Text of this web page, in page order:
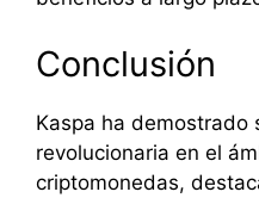
Conclusión
Kaspa ha demostrado
revolucionaria en el
criptomonedas,